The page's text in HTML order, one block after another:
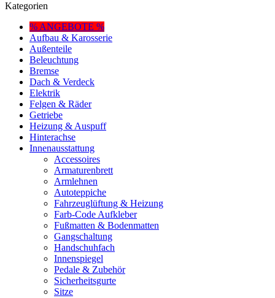
Kategorien
% ANGEBOTE %
Aufbau & Karosserie
Außenteile
Beleuchtung
Bremse
Dach & Verdeck
Elektrik
Felgen & Räder
Getriebe
Heizung & Auspuff
Hinterachse
Innenausstattung
Accessoires
Armaturenbrett
Armlehnen
Autoteppiche
Fahrzeuglüftung & Heizung
Farb-Code Aufkleber
Fußmatten & Bodenmatten
Gangschaltung
Handschuhfach
Innenspiegel
Pedale & Zubehör
Sicherheitsgurte
Sitze